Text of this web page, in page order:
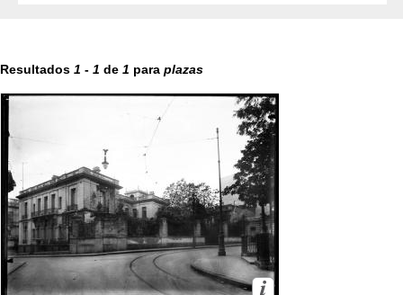
Resultados 1 - 1 de 1 para plazas